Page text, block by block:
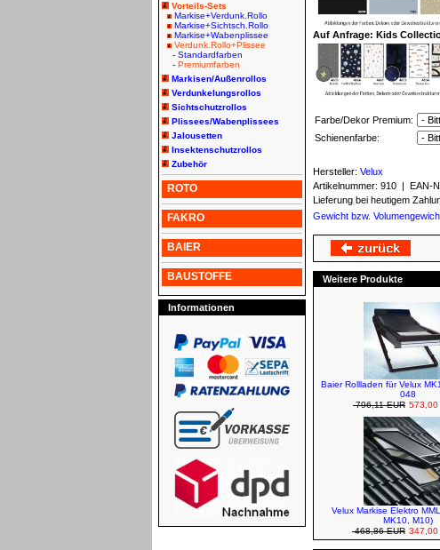
Vorteils-Sets
Markise+Verdunk.Rollo
Markise+Sichtsch.Rollo
Markise+Wabenplissee
Verdunk.Rollo+Plissee
- Standardfarben
- Premiumfarben
Markisen/Außenrollos
Verdunkelungsrollos
Sichtschutzrollos
Plissees/Wabenplissees
Jalousetten
Insektenschutzrollos
Zubehör
ROTO
FAKRO
BAIER
BAUSTOFFE
Informationen
Auf Anfrage: Kids
Farbe/Dekor Premium:
Schienenfarbe:
Hersteller: Velux
Artikelnummer: 910 | EAN-
Lieferung bei heutigem
Gewicht bzw.
Weitere Produkte
Baier Rollladen für Velux
048
796,11 EUR 573,00
Velux Markise Elektro
MK10, M10)
468,86 EUR 347,00